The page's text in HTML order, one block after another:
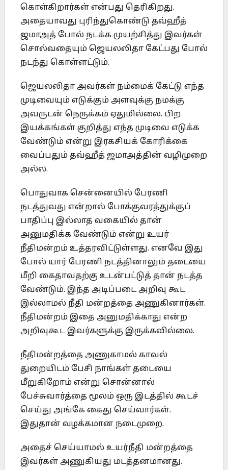
கொள்கிறார்கள் என்பது தெரிகிறது.
அதையாவது புரிந்துகொண்டு தவ்ஹீத்
ஜமாஅத் போல் நடக்க முயற்சித்து இவர்கள்
சொல்வதையும் ஜெயலலிதா கேட்பது போல்
நடந்து கொள்ளட்டும்.
ஜெயலலிதா அவர்கள் நம்மைக் கேட்டு எந்த
முடிவையும் எடுக்கும் அளவுக்கு நமக்கு
அவருடன் நெருக்கம் ஏதுமில்லை. பிற
இயக்கங்கள் குறித்து எந்த முடிவை எடுக்க
வேண்டும் என்று இரகசியக் கோரிக்கை
வைப்பதும் தவ்ஹீத் ஜமாஅத்தின் வழிமுறை
அல்ல.
பொதுவாக சென்னையில் பேரணி
நடத்துவது என்றால் போக்குவரத்துக்குப்
பாதிப்பு இல்லாத வகையில் தான்
அனுமதிக்க வேண்டும் என்று உயர்
நீதிமன்றம் உத்தரவிட்டுள்ளது. எனவே இது
போல் யார் பேரணி நடத்தினாலும் தடையை
மீறி கைதாவதற்கு உடன்பட்டுத் தான் நடத்த
வேண்டும். இந்த அடிப்படை அறிவு கூட
இல்லாமல் நீதி மன்றத்தை அணுகினார்கள்.
நீதிமன்றம் இதை அனுமதிக்காது என்ற
அறிவுகூட இவர்களுக்கு இருக்கவில்லை.
நீதிமன்றத்தை அணுகாமல் காவல்
துறையிடம் பேசி நாங்கள் தடையை
மீறுகிறோம் என்று சொன்னால்
பேச்சுவார்த்தை மூலம் ஒரு இடத்தில் கூடச்
செய்து அங்கே கைது செய்வார்கள்.
இதுதான் வழக்கமான நடைமுறை.
அதைச் செய்யாமல் உயர்நீதி மன்றத்தை
இவர்கள் அணுகியது மடத்தனமானது.